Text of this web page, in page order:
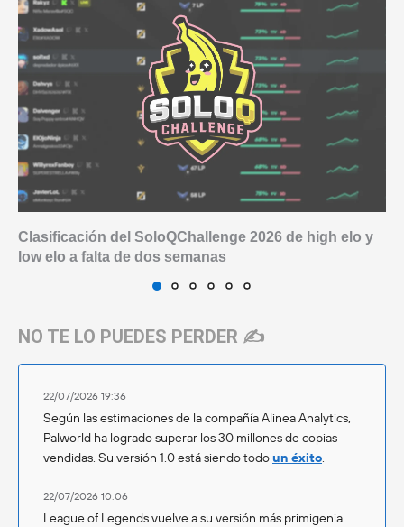
Clasificación del SoloQChallenge 2026 de high elo y
low elo a falta de dos semanas
NO TE LO PUEDES PERDER ✍️
22/07/2026 19:36
Según las estimaciones de la compañía Alinea Analytics,
Palworld ha logrado superar los 30 millones de copias
vendidas. Su versión 1.0 está siendo todoun éxito.
22/07/2026 10:06
League of Legends vuelve a su versión más primigenia